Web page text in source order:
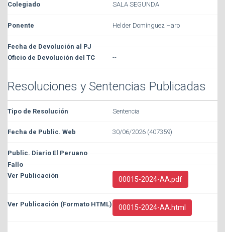
SALA SEGUNDA
Helder Domínguez Haro
--
Resoluciones y Sentencias Publicadas
Sentencia
30/06/2026 (407359)
00015-2024-AA.pdf
00015-2024-AA.html